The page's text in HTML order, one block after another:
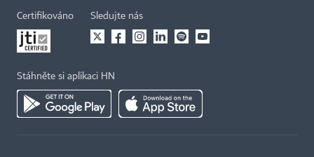
Certifikováno Sledujte nás
Stáhněte si aplikaci HN